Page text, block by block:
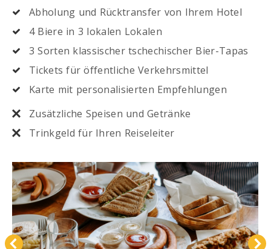
Abholung und Rücktransfer von Ihrem Hotel
4 Biere in 3 lokalen Lokalen
3 Sorten klassischer tschechischer Bier-Tapas
Tickets für öffentliche Verkehrsmittel
Karte mit personalisierten Empfehlungen
Zusätzliche Speisen und Getränke
Trinkgeld für Ihren Reiseleiter